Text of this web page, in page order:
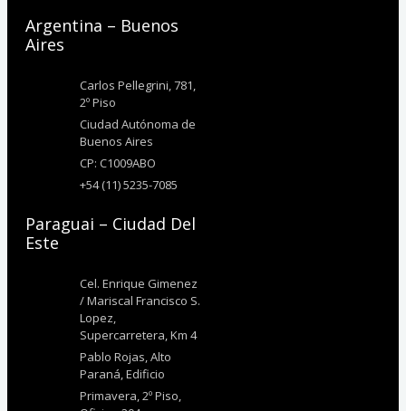
Argentina – Buenos
Aires
Carlos Pellegrini, 781,
2º Piso
Ciudad Autónoma de
Buenos Aires
CP: C1009ABO
+54 (11) 5235-7085
Paraguai – Ciudad Del
Este
Cel. Enrique Gimenez
/ Mariscal Francisco S.
Lopez,
Supercarretera, Km 4
Pablo Rojas, Alto
Paraná, Edificio
Primavera, 2º Piso,